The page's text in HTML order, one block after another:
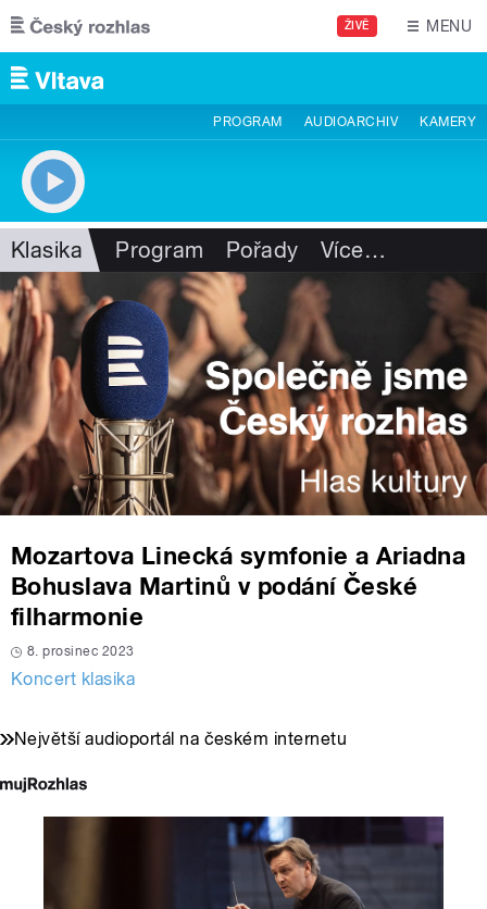
Přejít k hlavnímu obsahu
ŽIVĚ MENU
PROGRAM AUDIOARCHIV KAMERY
Klasika Program Pořady Více…
Mozartova Linecká symfonie a Ariadna
Bohuslava Martinů v podání České
filharmonie
8. prosinec 2023
Koncert klasika
Největší audioportál na českém internetu